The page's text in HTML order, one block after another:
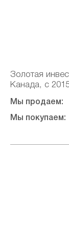
Золотая
Канада, c
Мы продаем:
Мы покупаем: